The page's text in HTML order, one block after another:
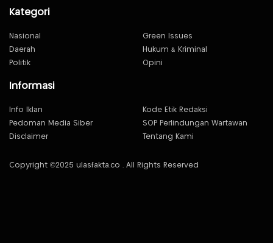
Kategori
Nasional
Green Issues
Daerah
Hukum & Kriminal
Politik
Opini
Informasi
Info Iklan
Kode Etik Redaksi
Pedoman Media Siber
SOP Perlindungan Wartawan
Disclaimer
Tentang Kami
Copyright ©2025 ulasfakta.co . All Rights Reserved